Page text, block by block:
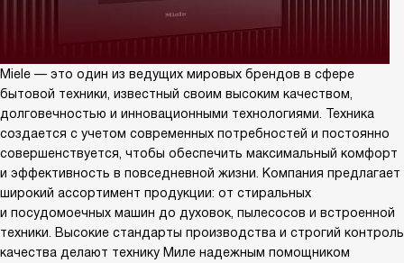
Miele — это один из ведущих мировых брендов в сфере
бытовой техники, известный своим высоким качеством,
долговечностью и инновационными технологиями. Техника
создается с учетом современных потребностей и постоянно
совершенствуется, чтобы обеспечить максимальный комфорт
и эффективность в повседневной жизни. Компания предлагает
широкий ассортимент продукции: от стиральных
и посудомоечных машин до духовок, пылесосов и встроенной
техники. Высокие стандарты производства и строгий контроль
качества делают технику Миле надежным помощником